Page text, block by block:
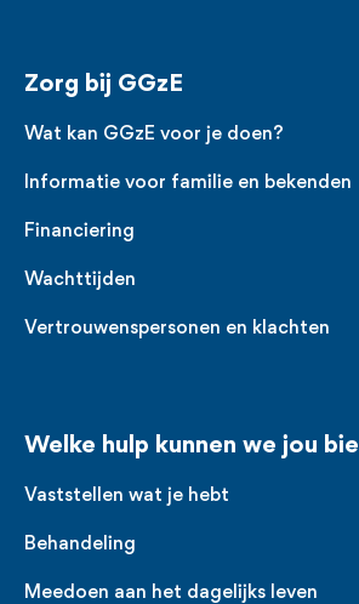
Zorg bij GGzE
Wat kan GGzE voor je doen?
Informatie voor familie en bekenden
Financiering
Wachttijden
Vertrouwenspersonen en klachten
Welke hulp kunnen we jou
Vaststellen wat je hebt
Behandeling
Meedoen aan het dagelijks leven